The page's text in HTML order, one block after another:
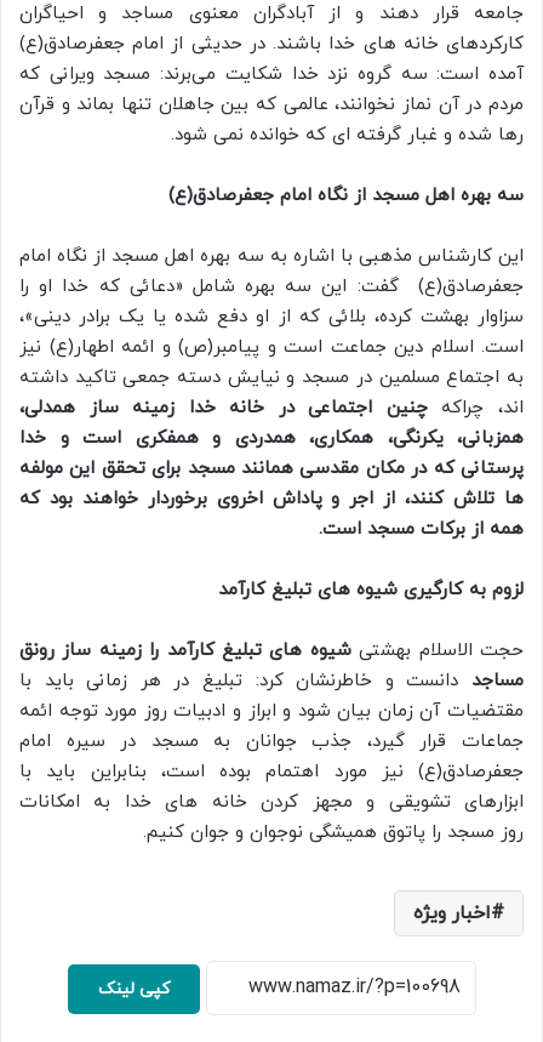
جامعه قرار دهند و از آبادگران معنوی مساجد و احیاگران
کارکردهای خانه های خدا باشند. در حدیثی از امام جعفرصادق(ع)
آمده است: سه گروه نزد خدا شکایت می‌برند: مسجد ویرانی که
مردم در آن نماز نخوانند، عالمی که بین جاهلان تنها بماند و قرآن
رها شده و غبار گرفته ای که خوانده نمی شود.
سه بهره اهل مسجد از نگاه امام جعفرصادق(ع)
این کارشناس مذهبی با اشاره به سه بهره اهل مسجد از نگاه امام
جعفرصادق(ع) گفت: این سه بهره شامل «دعائی که خدا او را
سزاوار بهشت کرده، بلائی که از او دفع شده یا یک برادر دینی»،
است. اسلام دین جماعت است و پیامبر(ص) و ائمه اطهار(ع) نیز
به اجتماع مسلمین در مسجد و نیایش دسته جمعی تاکید داشته
اند، چراکه چنین اجتماعی در خانه خدا زمینه ساز همدلی،
همزبانی، یکرنگی، همکاری، همدردی و همفکری است و خدا
پرستانی که در مکان مقدسی همانند مسجد برای تحقق این مولفه
ها تلاش کنند، از اجر و پاداش اخروی برخوردار خواهند بود که
همه از برکات مسجد است.
لزوم به کارگیری شیوه های تبلیغ کارآمد
حجت الاسلام بهشتیشیوه های تبلیغ کارآمد را زمینه ساز رونق
مساجد دانست و خاطرنشان کرد: تبلیغ در هر زمانی باید با
مقتضیات آن زمان بیان شود و ابراز و ادبیات روز مورد توجه ائمه
جماعات قرار گیرد، جذب جوانان به مسجد در سیره امام
جعفرصادق(ع) نیز مورد اهتمام بوده است، بنابراین باید با
ابزارهای تشویقی و مجهز کردن خانه های خدا به امکانات
روز مسجد را پاتوق همیشگی نوجوان و جوان کنیم.
اخبار ویژه
کپی لینک